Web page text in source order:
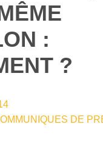
:
?
DE